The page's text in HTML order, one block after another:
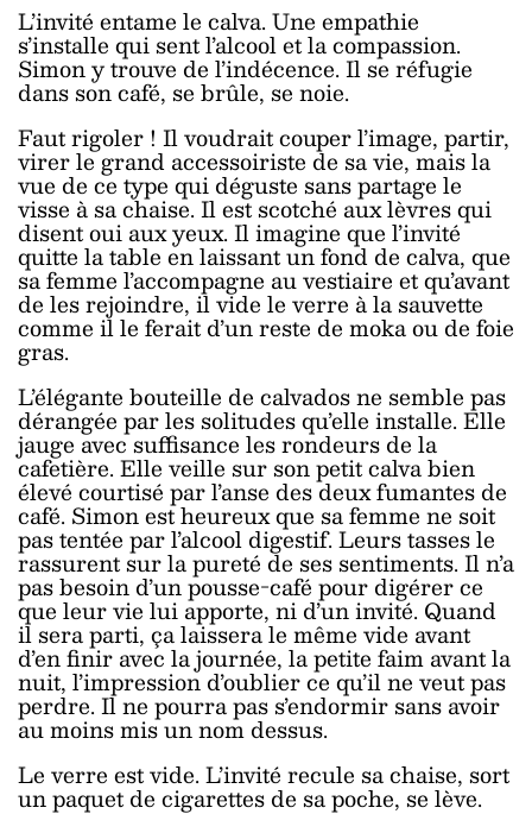
L’invité entame le calva. Une empathie
s’installe qui sent l’alcool et la compassion.
Simon y trouve de l’indécence. Il se réfugie
dans son café, se brûle, se noie.
Faut rigoler ! Il voudrait couper l’image, partir,
virer le grand accessoiriste de sa vie, mais la
vue de ce type qui déguste sans partage le
visse à sa chaise. Il est scotché aux lèvres qui
disent oui aux yeux. Il imagine que l’invité
quitte la table en laissant un fond de calva, que
sa femme l’accompagne au vestiaire et qu’avant
de les rejoindre, il vide le verre à la sauvette
comme il le ferait d’un reste de moka ou de foie
gras.
L’élégante bouteille de calvados ne semble pas
dérangée par les solitudes qu’elle installe. Elle
jauge avec suffisance les rondeurs de la
cafetière. Elle veille sur son petit calva bien
élevé courtisé par l’anse des deux fumantes de
café. Simon est heureux que sa femme ne soit
pas tentée par l’alcool digestif. Leurs tasses le
rassurent sur la pureté de ses sentiments. Il n’a
pas besoin d’un pousse-café pour digérer ce
que leur vie lui apporte, ni d’un invité. Quand
il sera parti, ça laissera le même vide avant
d’en finir avec la journée, la petite faim avant la
nuit, l’impression d’oublier ce qu’il ne veut pas
perdre. Il ne pourra pas s’endormir sans avoir
au moins mis un nom dessus.
Le verre est vide. L’invité recule sa chaise, sort
un paquet de cigarettes de sa poche, se lève.